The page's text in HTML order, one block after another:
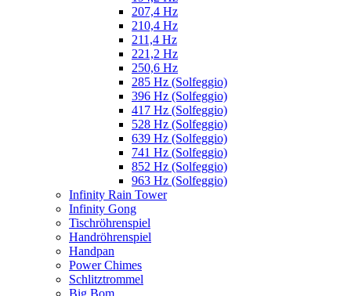
207,4 Hz
210,4 Hz
211,4 Hz
221,2 Hz
250,6 Hz
285 Hz (Solfeggio)
396 Hz (Solfeggio)
417 Hz (Solfeggio)
528 Hz (Solfeggio)
639 Hz (Solfeggio)
741 Hz (Solfeggio)
852 Hz (Solfeggio)
963 Hz (Solfeggio)
Infinity Rain Tower
Infinity Gong
Tischröhrenspiel
Handröhrenspiel
Handpan
Power Chimes
Schlitztrommel
Big Bom